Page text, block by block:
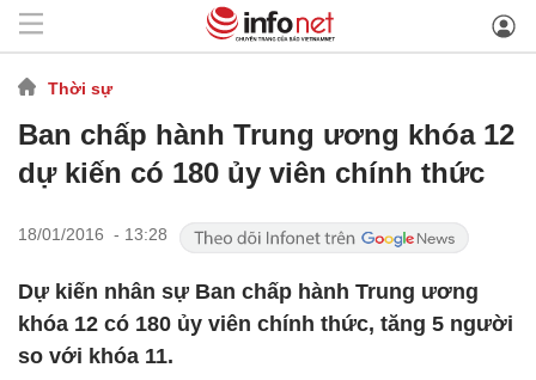
Thời sự
Ban chấp hành Trung ương khóa 12
dự kiến có 180 ủy viên chính thức
18/01/2016 - 13:28
Dự kiến nhân sự Ban chấp hành Trung ương
khóa 12 có 180 ủy viên chính thức, tăng 5 người
so với khóa 11.